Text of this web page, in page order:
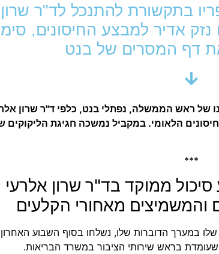
בתקשורת להתנכל לד"ר שרון
נזק אדיר למבצע החיסונים,
דף המסרים של בנט
של ראש הממשלה, נפתלי בנט, כלפי ד"ר שרון
הלאומי. במקביל נמשכה חגיגת הליקוקים
***
ממוקד בד"ר שרון אלרעי
והמשמיצים מאחורי הקלעים
במערך הדוברות שלו, נשלחו בסוף השבוע האחרון
בראש שירותי הציבור במשרד הבריאות.